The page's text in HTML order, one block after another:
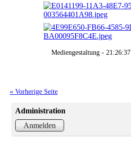
Mediengestaltung -
« Vorherige Seite
Administration
Anmelden